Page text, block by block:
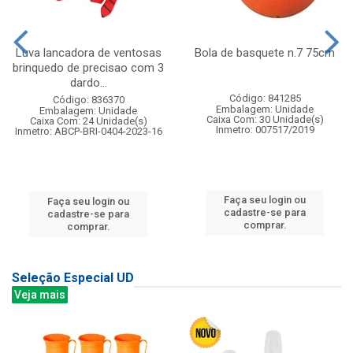
Luva lancadora de ventosas
brinquedo de precisao com 3
dardo...
Código: 836370
Embalagem: Unidade
Caixa Com: 24 Unidade(s)
Inmetro: ABCP-BRI-0404-2023-16
Faça seu login ou
cadastre-se para
comprar.
Bola de basquete n.7 75cm
Código: 841285
Embalagem: Unidade
Caixa Com: 30 Unidade(s)
Inmetro: 007517/2019
Faça seu login ou
cadastre-se para
comprar.
Seleção Especial UD
Veja mais